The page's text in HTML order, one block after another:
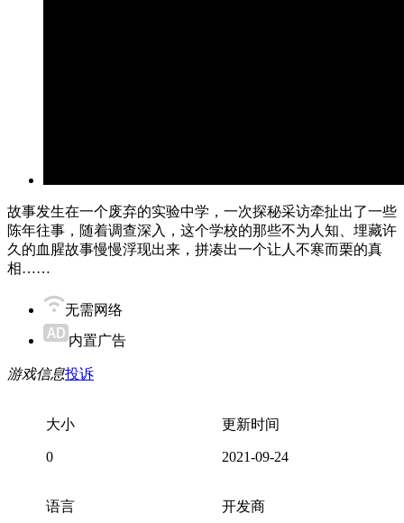
故事发生在一个废弃的实验中学，一次探秘采访牵扯出了一些
陈年往事，随着调查深入，这个学校的那些不为人知、埋藏许
久的血腥故事慢慢浮现出来，拼凑出一个让人不寒而栗的真
相……
无需网络
内置广告
游戏信息投诉
大小
0
更新时间
2021-09-24
语言 开发商